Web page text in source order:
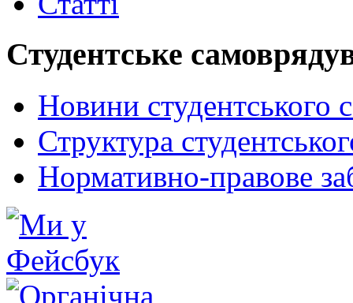
Студентське
Новини студентського
Структура
Нормативно-правове